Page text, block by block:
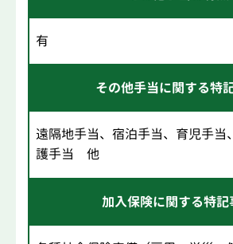
有
その他手当に関する特
遠隔地手当、宿泊手当、育児手当
護手当 他
加入保険に関する特記